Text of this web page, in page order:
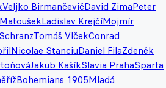
Veljko BirmančevičDavid ZimaPeter
Ladislav KrejčíMojmír
Tomáš VlčekConrad
Nicolae StanciuDaniel FilaZdeněk
Jakub KašíkSlavia PrahaSparta
Bohemians 1905Mladá